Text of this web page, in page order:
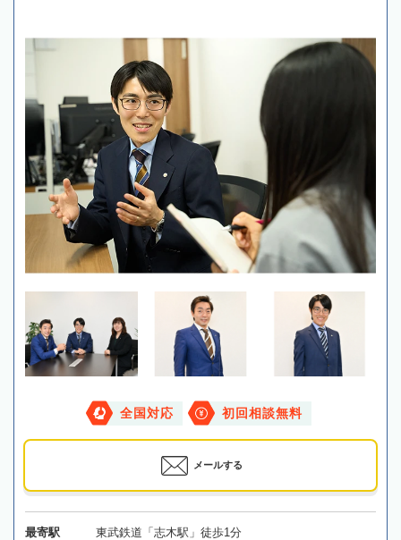
全国対応 初回相談無料
メールする
最寄駅 東武鉄道「志木駅」徒歩1分